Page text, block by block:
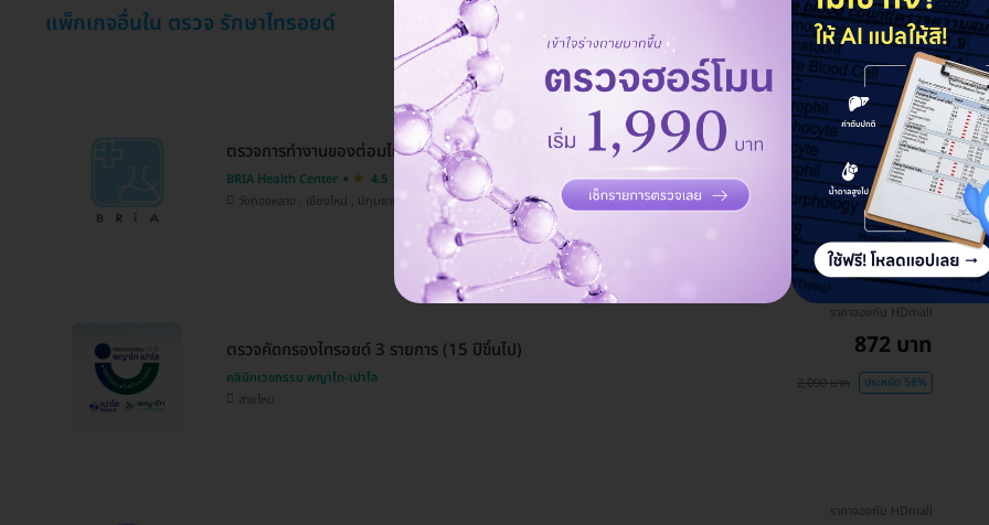
แพ็กเกจอื่นใน ตรวจ รักษาไทรอยด์
ตรวจการทำงานของต่อมไทรอยด์ TSH
BRIA Health Center
4.5
วังทองหลาง , เชียงใหม่ , ปทุมธานี
ราคาจองกับ HDmall
243 บาท
250 บาท ประหยัด 3%
ตรวจคัดกรองไทรอยด์ 3 รายการ (15 ปีขึ้นไป)
คลินิกเวชกรรม พญาไท-เปาโล
สายไหม
ราคาจองกับ HDmall
872 บาท
2,090 บาท ประหยัด 58%
ราคาจองกับ HDmall